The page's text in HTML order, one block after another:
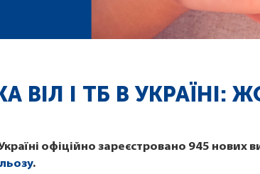
ВІЛ І ТБ В УКРАЇНІ:
офіційно зареєстровано 945 нових
.